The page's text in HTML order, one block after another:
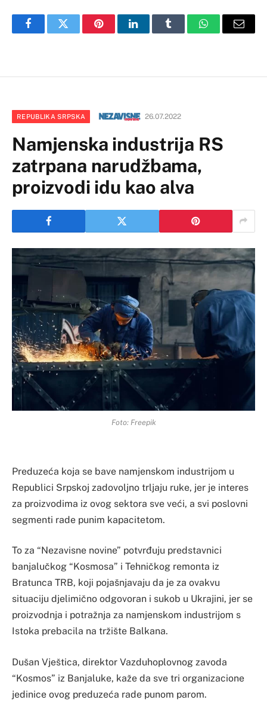
FacebookTwitter PinterestLinkedInTumblr WhatsAppEmail
REPUBLIKA SRPSKA 26.07.2022
Namjenska industrija RS
zatrpana narudžbama,
proizvodi idu kao alva
Foto: Freepik
Preduzeća koja se bave namjenskom industrijom u
Republici Srpskoj zadovoljno trljaju ruke, jer je interes
za proizvodima iz ovog sektora sve veći, a svi poslovni
segmenti rade punim kapacitetom.
To za “Nezavisne novine” potvrđuju predstavnici
banjalučkog “Kosmosa” i Tehničkog remonta iz
Bratunca TRB, koji pojašnjavaju da je za ovakvu
situaciju djelimično odgovoran i sukob u Ukrajini, jer se
proizvodnja i potražnja za namjenskom industrijom s
Istoka prebacila na tržište Balkana.
Dušan Vještica, direktor Vazduhoplovnog zavoda
“Kosmos” iz Banjaluke, kaže da sve tri organizacione
jedinice ovog preduzeća rade punom parom.